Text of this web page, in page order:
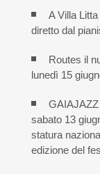
A Villa
diretto dal
Routes il
lunedì 15
sabato 13
statura
edizione del